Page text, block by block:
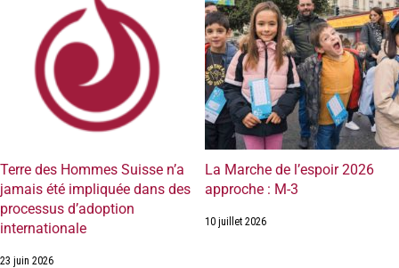
Terre des Hommes Suisse n’a
jamais été impliquée dans des
processus d’adoption
internationale
23 juin 2026
La Marche de l’espoir 2026
approche : M-3
10 juillet 2026